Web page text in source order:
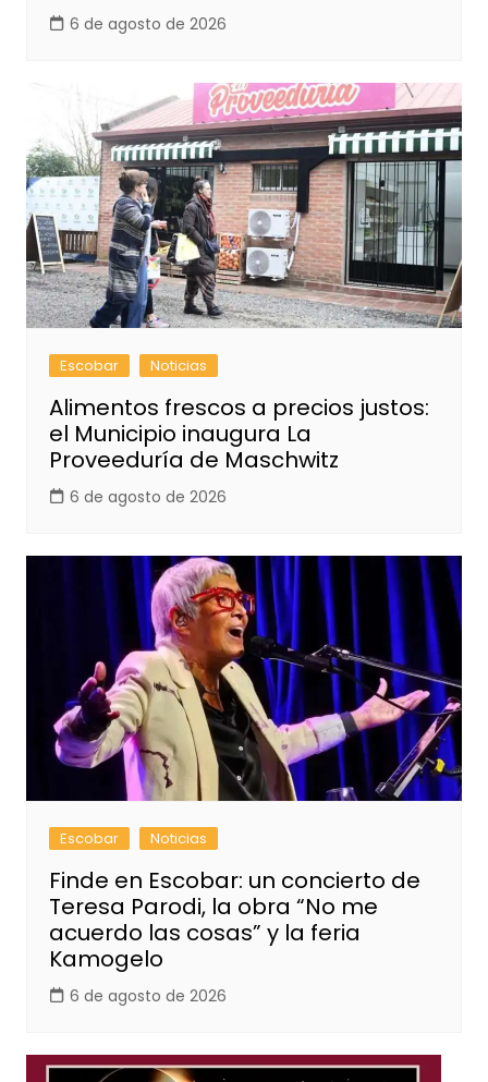
6 de agosto de 2026
Escobar Noticias
Alimentos frescos a precios justos:
el Municipio inaugura La
Proveeduría de Maschwitz
6 de agosto de 2026
Escobar Noticias
Finde en Escobar: un concierto de
Teresa Parodi, la obra “No me
acuerdo las cosas” y la feria
Kamogelo
6 de agosto de 2026